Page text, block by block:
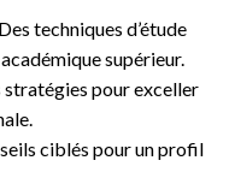
Des techniques d’étude
supérieur.
stratégies pour exceller
ciblés pour un profil